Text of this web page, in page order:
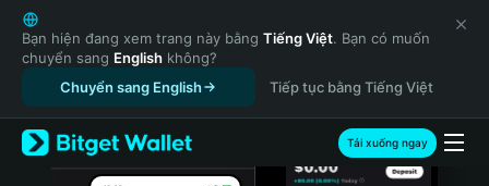
English
日本語
Tiếng Việt
Русский
Español (Latinoamérica)
Türkçe
Italiano
Bạn hiện đang xem trang này bằng Tiếng Việt. Bạn có muốn
chuyển sang English không?
Chuyển sang English
Tiếp tục bằng Tiếng Việt
Tải xuống ngay